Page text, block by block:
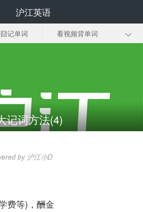
沪江英语
囧记单词 看视频背单词
记词方法(4)
by 沪江小D
费等)，酬金